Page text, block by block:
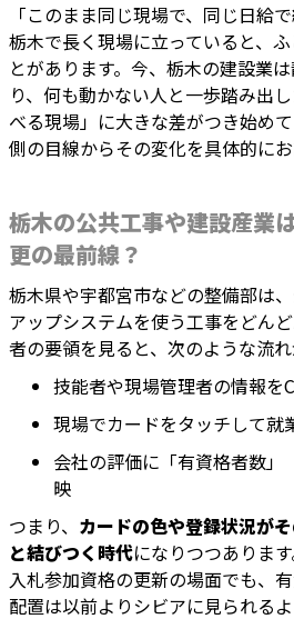
「このまま同じ現場で、同じ日給
栃木で長く現場に立っていると、
とがあります。今、栃木の建設業
り、何も動かない人と一歩踏み出
べる現場」に大きな差がつき始め
側の目線からその変化を具体的にお
栃木の公共工事や建設産業
更の最前線？
栃木県や宇都宮市などの整備部は
アップシステムを使う工事をどん
者の要領を見ると、次のような流れ
技能者や現場管理者の情報を
現場でカードをタッチして就
会社の評価に「有資格者数」
映
つまり、 カードの色や登録状況が
と結びつく時代になりつつありま
入札参加資格の更新の場面でも、
配置は以前よりシビアに見られるよ